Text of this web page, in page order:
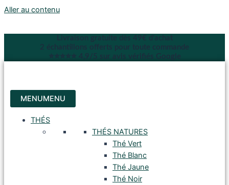
Aller au contenu
Livraison gratuite dès 49€ d'achat
2 échantillons offerts pour toute commande
⭐⭐⭐⭐⭐ 4,9/5 sur avis vérifiés Google
MENUMENU
THÉS
THÉS NATURES
Thé Vert
Thé Blanc
Thé Jaune
Thé Noir